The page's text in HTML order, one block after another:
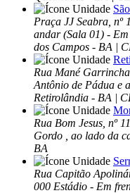
Praça JJ Seabra, nº
andar (Sala 01) -
dos Campos - BA |
Rua Mané
Antônio de Pádua e
Retirolândia - BA |
Rua Bom Jesus, nº
Gordo , ao lado da
BA
Rua Capitão
000 Estádio - Em